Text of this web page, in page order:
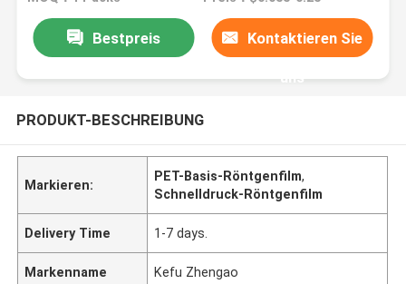
Bestpreis Kontaktieren Sie
uns
PRODUKT-BESCHREIBUNG
Markieren:
PET-Basis-Röntgenfilm,
Schnelldruck-Röntgenfilm
Delivery Time 1-7 days.
Markenname Kefu Zhengao